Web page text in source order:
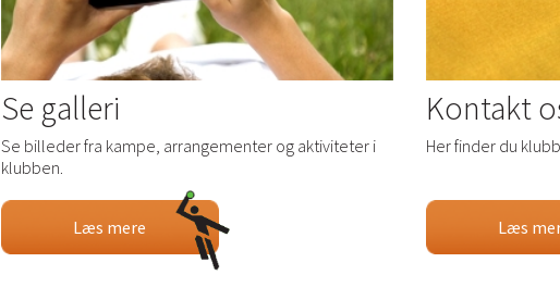
Se galleri
Se billeder fra kampe, arrangementer og aktiviteter i
klubben.
Læs mere
Kontakt
Her finder du
Læs